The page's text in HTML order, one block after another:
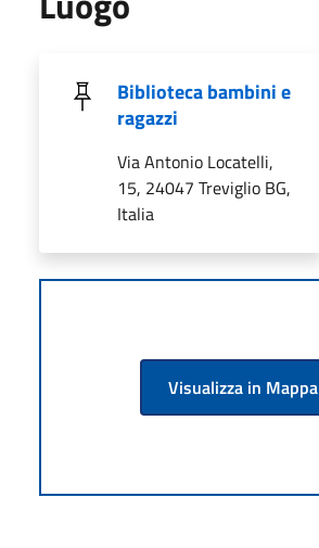
Biblioteca bambini e
ragazzi
Via Antonio Locatelli,
15, 24047 Treviglio BG,
Italia
Visualizza in Mappa